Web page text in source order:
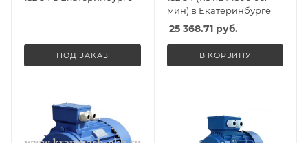
ПОД ЗАКАЗ
мин) в Екатеринбурге
25 368.71руб.
В КОРЗИНУ